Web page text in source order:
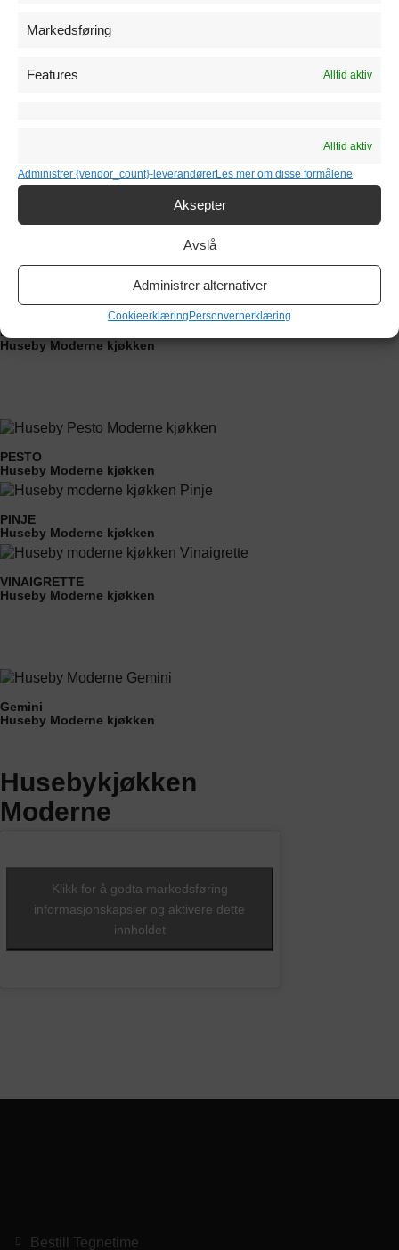
Markedsføring
Features Alltid aktiv
Alltid aktiv
Administrer {vendor_count}-leverandørerLes mer om disse formålene
Aksepter
Avslå
Administrer alternativer
Cookieerklæring Personvernerklæring
Huseby Moderne kjøkken
HAVRE
Huseby Moderne kjøkken
STRÅ
Huseby Moderne kjøkken
PERSILLE
Huseby Moderne kjøkken
PESTO
Huseby Moderne kjøkken
PINJE
Huseby Moderne kjøkken
VINAIGRETTE
Huseby Moderne kjøkken
Gemini
Huseby Moderne kjøkken
Husebykjøkken
Moderne
Klikk for å godta markedsføring
informasjonskapsler og aktivere dette
innholdet
Bestill Tegnetime